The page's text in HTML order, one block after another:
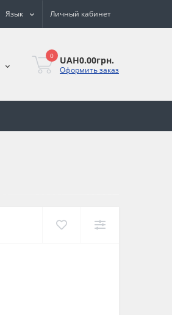
Язык Личный кабинет
0 UAH0.00грн.
Оформить заказ